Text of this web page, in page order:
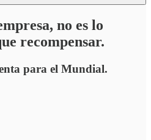
no es lo
recompensar.
para el Mundial.